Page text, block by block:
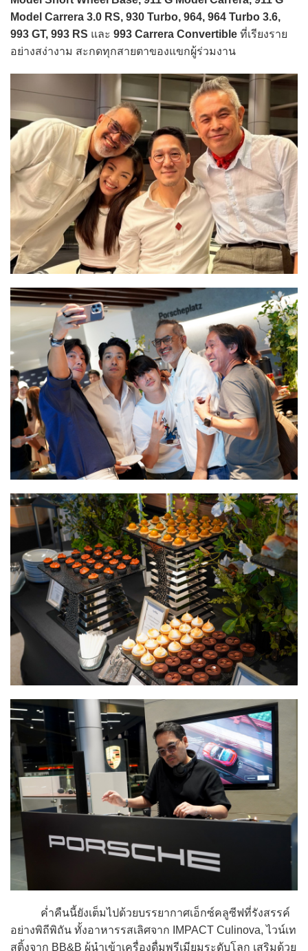
Model Carrera 3.0 RS, 930 Turbo, 964, 964 Turbo 3.6,
993 GT, 993 RS และ 993 Carrera Convertible ที่เรียงราย
อย่างสง่างาม สะกดทุกสายตาของแขกผู้ร่วมงาน
ค่ำคืนนี้ยังเต็มไปด้วยบรรยากาศเอ็กซ์คลูซีฟที่รังสรรค์
อย่างพิถีพิถัน ทั้งอาหารรสเลิศจาก IMPACT Culinova, ไวน์เท
สติ้งจาก BB&B ผู้นำเข้าเครื่องดื่มพรีเมียมระดับโลก เสริมด้วย